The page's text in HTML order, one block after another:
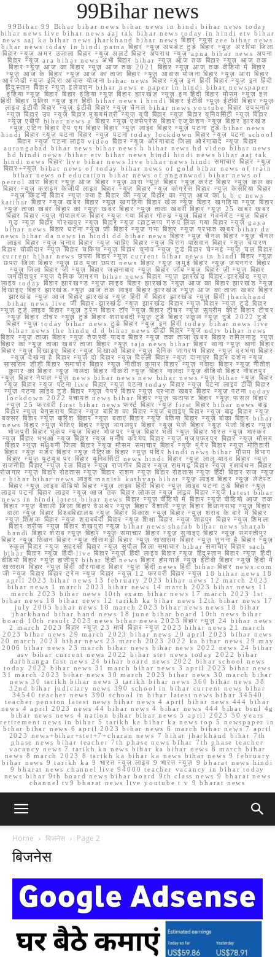
99Bihar news
99Bihar 99 Bihar bihar news bihar news in hindi bihar news today
bihar news live bihar news aaj tak bihar news today in hindi etv bihar
news aaj ka bihar news jharkhand bihar news बिहार न्यूस zee bihar news
bihar news today in hindi patna बिहार न्यूज़ अपडेट टुडे बिहार न्यूज़ अररिया जिला
बिहार न्यूज़ अमर उजाला बिहार न्यूज़ अलर्ट बिहार अपराध न्यूज़ apna bihar news अपना
बिहार न्यूज़ ara bihar news अभी बिहार bihar न्यूज़ आज तक बिहार न्यूज़ आज तक
बिहार न्यूज़ आज का बिहार न्यूज़ आज तक 2021 बिहार न्यूज़ आज तक वीडियो में बिहार
न्यूज़ आज के बिहार न्यूज़ आज का ताजा बिहार न्यूज़ आवास योजना बिहार न्यूज़ आरा बिहार
आरजेडी न्यूज़ इंदिरा आवास योजना bihar news बिहार न्यूज़ इन हिंदी बिहार न्यूज़ इन हिंदी
हिंदुस्तान बिहार न्यूज़ इलेक्शन bihar news e paper in hindi bihar newspaper
इंडिया न्यूज़ बिहार बिहार इंडिया न्यूज़ बिहार झारखंड न्यूज़ इन हिंदी बिहार मौसम न्यूज़ इन
हिंदी बिहार पुलिस न्यूज़ इन हिंदी bihar news i hindi बिहार ईटीवी न्यूज़ ईटीवी बिहार न्यूज़
लाइव ईटीवी बिहार न्यूज़ ईटीवी बिहार न्यूज़ चैनल bihar news youtube बिहार उपचुनाव
न्यूज़ बिहार उप न्यूज़ बिहार मुख्यमंत्री न्यूज़ यूपी बिहार न्यूज़ बिहार यूनिवर्सिटी न्यूज़ बिहार
न्यूज़ एबीपी bihar news a बिहार न्यूज़ एक्सप्रेस बिहार एजुकेशन न्यूज़ बिहार झारखंड
न्यूज़ एटिन बिहार ऐप एम बिहार बिहार न्यूज़ लाइव बिहार न्यूज़ पटना टुडे bihar news
hindi बिहार न्यूज़ पटना बिहार न्यूज़ पटना today lockdown बिहार न्यूज़ पटना school
बिहार न्यूज़ पटना लाइव video बिहार न्यूज़ औरंगाबाद जिला औरंगाबाद न्यूज़ बिहार
aurangabad bihar news bihar news h bihar news hd video bihar news
hd hindi news /bihar etv bihar news hindi hindi news bihar aaj tak
hindi news बिहार live bihar news live bihar news hindi समाचार बिहार न्यूज़
बिहार+न्यूज़ bihar news of today bihar news of gold bihar news of train
bihar news of education bihar news of anganwadi bihar news of
petrol आरा बिहार न्यूज़ आज बिहार न्यूज़ आरा न्यूज़ बिहार न्यूज़ करंट बिहार न्यूज़ कल का
बिहार न्यूज़ क्राइम केजीपी लाइव बिहार न्यूज़ बिहार न्यूज़ कांग्रेस बिहार न्यूज़ केसरिया बिहार
न्यूज़ किडनी बिहार न्यूज़ क्या है बिहार की न्यूज़ बिहार का न्यूज़ आज का k b c news
katihar बिहार न्यूज़ खबर बिहार न्यूज़ खगड़िया बिहार खेल न्यूज़ बिहार खगड़िया न्यूज़ बिहार
न्यूज़ ताजा खबर बिहार का न्यूज़ खबर बिहार न्यूज़ ताजा खबरी बिहार न्यूज़ 25 खबर खबर
बिहार बिहार न्यूज़ गोपालगंज बिहार न्यूज़ गया बिहार गोल्ड न्यूज़ बिहार गवर्नमेंट न्यूज़ बिहार
गुड न्यूज़ बिहार गोरखपुर न्यूज़ बिहार न्यूज़ व्हाट्सप्प ग्रुप लिंक गया बिहार न्यूज़ gaya
bihar news बिहार घटना न्यूज़ जी बिहार न्यूज़ गया बिहार न्यूज़ प्रभात खबर bihar da
news bihar da news in hindi dd bihar news बिहार न्यूज़ चैनल बिहार न्यूज़ चैनल
लाइव बिहार न्यूज़ चुनाव बिहार न्यूज़ चाहिए बिहार न्यूज़ चिराग पासवान बिहार न्यूज़ चंपारण
बिहार चौकीदार न्यूज़ बिहार चकिया न्यूज़ बिहार चुनाव न्यूज़ टुडे बिहार चेन्नई न्यूज़ चल बिहार
current bihar news छपरा बिहार न्यूज़ current bihar news in hindi बिहार न्यूज़
छपरा जिला बिहार न्यूज़ छठ पूजा छपरा news बिहार न्यूज़ जमुई बिहार न्यूज़ जयनगर बिहार
न्यूज़ जिला बिहार जी न्यूज़ बिहार जहानाबाद न्यूज़ बिहार जॉब न्यूज़ बिहार ज़ी न्यूज़ बिहार
जगदीशपुर न्यूज़ दैनिक जागरण bihar news बिहार न्यूज़ झारखंड बिहार-झारखंड न्यूज़
लाइव today बिहार झारखण्ड न्यूज़ लाइव बिहार झारखंड न्यूज़ आज का बिहार झारखंड न्यूज़
दिखाइए बिहार झारखंड न्यूज़ आज तक लाइव बिहार झारखंड न्यूज़ आज का ताजा खबर बिहार
झारखंड न्यूज़ आज बिहार झारखंड न्यूज़ हिंदी में बिहार झारखंड न्यूज़ हिंदी jharkhand
bihar news live जी बिहार-झारखंड न्यूज़ झारखंड बिहार न्यूज़ बिहार न्यूज़ टुडे बिहार
न्यूज़ टुडे लाइव बिहार न्यूज़ ट्रेन बिहार टॉप न्यूज़ बिहार टीचर न्यूज़ सुप्रीम कोर्ट बिहार टीचर
न्यूज़ बिहार टीचर न्यूज़ टुडे बिहार शराबबंदी न्यूज़ टुडे बिहार स्कूल न्यूज़ टुडे 2022 टुडे
बिहार न्यूज़ today bihar news टुडे बिहार न्यूज़ इन हिंदी today bihar news live
bihar news the hindu d d bihar news डीडी बिहार न्यूज़ ndtv bihar news
बिहार न्यूज़ ताजा बिहार न्यूज़ तेजस्वी यादव बिहार न्यूज़ तक ताजा खबर बिहार तमिलनाडु न्यूज़
बिहार का न्यूज़ ताजा खबर ताजा बिहार न्यूज़ taja news bihar बिहार थाना न्यूज़ थाना बिहार
बिहार न्यूज़ दिखाइए बिहार न्यूज़ दिखाओ बिहार न्यूज़ दैनिक जागरण बिहार न्यूज़ दरभंगा बिहार
न्यूज़ देखना है बिहार न्यूज़ दो बिहार न्यूज़ दिल्ली बिहार न्यूज़ दानापुर बिहार दर्शन न्यूज़
सासाराम डीडी बिहार समाचार बिहार न्यूज़ नीतीश कुमार बिहार न्यूज़ नवादा बिहार न्यूज़ नीतीश
कुमार का बिहार न्यूज़ नालंदा बिहार नौकरी न्यूज़ बिहार नालंदा न्यूज़ वीडियो बिहार नौबतपुर
न्यूज़ बिहार नेपाल न्यूज़ news bihar news new bihar news न्यूज़ bihar न्यूज़ बिहार
न्यूज़ बिहार न्यूज़ पटना live बिहार न्यूज़ पटना today बिहार न्यूज़ पटना लाइव टीवी बिहार
न्यूज़ पटना लाइव टुडे बिहार न्यूज़ पेपर बिहार न्यूज़ प्रभात खबर बिहार न्यूज़ पटना today
lockdown 2022 पंचायत news bihar बिहार न्यूज़ फटाफट बिहार न्यूज़ फसल बिहार
न्यूज़ 25 फरवरी first bihar news फर्स्ट बिहार न्यूज़ first बिहार bihar news बाढ़
बिहार न्यूज़ बेगूसराय बिहार न्यूज़ बारिश का बिहार न्यूज़ बताइए बिहार न्यूज़ बाढ़ बिहार न्यूज़
बक्सर बिहार न्यूज़ बारिश बिहार न्यूज़ बताएं बिहार न्यूज़ बेतिया बिहार न्यूज़ बांका बिहार bihar
news बिहार न्यूज़ भेजिए बिहार न्यूज़ भागलपुर बिहार न्यूज़ भेजें बिहार न्यूज़ भेजो बिहार न्यूज़
भोजपुरी बिहार भूकंप न्यूज़ बिहार भोजपुर न्यूज़ बिहार भर्ती न्यूज़ बिहार भारत न्यूज़ भास्कर
न्यूज़ बिहार भभुआ न्यूज़ बिहार न्यूज़ मनीष कश्यप बिहार न्यूज़ मुजफ्फरपुर बिहार न्यूज़ मौसम
बिहार न्यूज़ मधुबनी जिला बिहार न्यूज़ मौसम समाचार बिहार न्यूज़ मुंगेर बिहार न्यूज़ मोतिहारी
बिहार न्यूज़ मर्डर बिहार न्यूज़ मैट्रिक बिहार न्यूज़ मंदिर hindi news bihar मौसम विभाग
बिहार न्यूज़ यूट्यूब पर बिहार यूनिवर्सिटी news hindi बिहार न्यूज़ लालू यादव बिहार न्यूज़
राजनीति बिहार न्यूज़ रेल बिहार न्यूज़ राजगीर बिहार न्यूज़ रामगढ़ बिहार न्यूज़ रक्षाबंधन बिहार
रोजगार न्यूज़ बिहार रोहतास न्यूज़ बिहार राशन न्यूज़ बिहार रोहतास न्यूज़ हिंदी बिहार राज न्यूज़
r bihar bihar news लाइव manish kashyap bihar न्यूज़ लाइव बिहार न्यूज़ लेटेस्ट
बिहार न्यूज़ लाइव वीडियो बिहार न्यूज़ लाइव हिंदी बिहार न्यूज़ लाइव पटना टुडे बिहार न्यूज़
लाइव पटना बिहार लाइव न्यूज़ आज तक बिहार लोकल न्यूज़ लाइव बिहार न्यूज़ latest bihar
news in hindi latest bihar news बिहार न्यूज़ वीडियो में बिहार न्यूज़ वीडियो आज तक
बिहार न्यूज़ वैशाली जिला बिहार वेअथेर न्यूज़ बिहार वैशाली न्यूज़ बिहार विधानसभा न्यूज़ बिहार
वाला न्यूज़ बिहार विश्वविद्यालय न्यूज़ बिहार विकास न्यूज़ बिहार न्यूज़ शराब के बारे में बिहार
न्यूज़ शिक्षक बिहार न्यूज़ शराबबंदी बिहार न्यूज़ शिक्षा बिहार न्यूज़ शाहपुर बिहार न्यूज़ शिमला
बिहार शरीफ न्यूज़ बिहार शेखपुरा न्यूज़ bihar news sharab bihar news sharab
bandi बिहार शराब न्यूज़ बिहार न्यूज़ समाचार बिहार न्यूज़ सुनाइए बिहार न्यूज़ समस्तीपुर
बिहार न्यूज़ सिवान बिहार न्यूज़ सीतामढ़ी बिहार न्यूज़ सासाराम बिहार न्यूज़ सुनना है बिहार न्यूज़
स्कूल बिहार न्यूज़ सहरसा बिहार न्यूज़ सुपौल जिला समाचार bihar समाचार बिहार sach
bihar बिहार न्यूज़ हिंदी live बिहार न्यूज़ हिंदी लाइव बिहार न्यूज़ हिंदुस्तान बिहार न्यूज़ हिंदी
वीडियो बिहार न्यूज़ हाजीपुर bihar हिंदी news बिहार होमगार्ड न्यूज़ ईटीवी बिहार न्यूज़ हिंदी में
सासाराम बिहार न्यूज़ हिंदी औरंगाबाद बिहार न्यूज़ हिंदी news हिंदी bihar बिहार news.com
जी न्यूज बिहार बिहार ट्रेन न्यूज़ बिहार न्यूज़ 12 फरवरी बिहार न्यूज़ 18 bihar news 18
april 2023 bihar news 13 february 2023 bihar news 12 march 2023
bihar news 1 march 2023 bihar news 14 march 2023 bihar news 11
march 2023 bihar news 10th exam bihar news 17 march 2023 1st
bihar news 18 bihar news 12 tarikh ka bihar news 12th bihar news 17
july 2005 bihar news 18 march 2023 bihar news news 18 bihar
jharkhand bihar band news 18 june bihar board 10th news bihar
board 10th result 2023 news bihar news 2023 बिहार न्यूज़ 24 bihar news
2 march 2023 बिहार न्यूज़ 23 मार्च बिहार न्यूज़ 2023 bihar news 21 march
2023 bihar news 29 march 2023 bihar news 20 april 2023 bihar news
20 march 2023 bihar news 23 march 2023 2022 ka bihar news 29 may
2006 bihar news 23 march bihar news bihar news 2022 news 24 bihar
asv bihar current news 2022 bihar stet news today 2022 bihar
darbhanga fast news 24 bihar board news 2022 bihar school news
today 2022 bihar news 31 march bihar news 3 april 2023 bihar news
31 march 2023 bihar news 30 march 2023 bihar news 30 march bihar
news 30 tarikh bihar news 3 tarikh bihar news 360 bihar news 38
32nd bihar judiciary news 390 school in bihar current news bihar
34540 teacher news 390 school in bihar latest news bihar 34540
teacher pension latest news bihar news 4 april bihar news 444 bihar
news 4 april 2023 news 44 bihar news 4 bihar news 444 bihar bsnl 4g
bihar news news 4 nation bihar bihar news 5 april 2023 50 years
retirement news in bihar 5 tarikh ka bihar ka news top 5 newspaper in
bihar bihar news 6 april 2023 bihar news 6 march bihar news 7 april
2023 news+bihar+stet+7+charan news 7 bihar jharkhand bihar 7th
phase news bihar teacher 7th phase news bihar 7th phase teacher
vacancy news 7 tarikh ka news bihar ka bihar news 8 march bihar
news 8 march 2023 8 tarikh ka bihar ka news bihar news 9 february
bihar news 9 tarikh ka 9 भारत न्यूज़ लाइव 9 भारत न्यूज़ 9 bharat news hindi
9 bharat news channel live 94000 teacher vacancy in bihar today
news bihar 9th board news bihar board 9th class news 9 bharat news
channel tv9 bharat news live youtube t v 9 bharat news
Home बिजनेस Page 2
बिजनेस